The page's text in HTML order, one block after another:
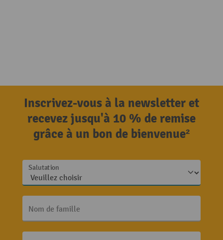
Inscrivez-vous à la newsletter et
recevez jusqu'à 10 % de remise
grâce à un bon de bienvenue²
Salutation
Nom de famille